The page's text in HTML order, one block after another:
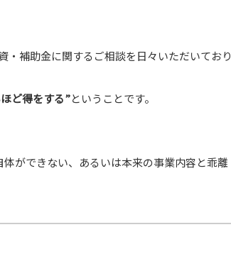
補助金に関するご相談を日々いただいており
ど得をする”ということです。
ができない、あるいは本来の事業内容と乖離